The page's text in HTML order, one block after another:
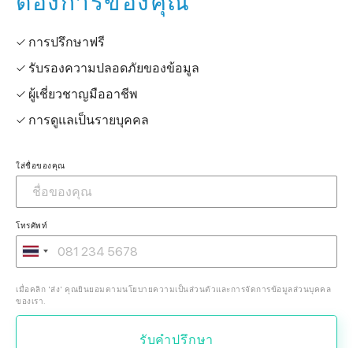
✓ การปรึกษาฟรี
✓ รับรองความปลอดภัยของข้อมูล
✓ ผู้เชี่ยวชาญมืออาชีพ
✓ การดูแลเป็นรายบุคคล
ใส่ชื่อของคุณ
โทรศัพท์
เมื่อคลิก 'ส่ง' คุณยินยอมตามนโยบายความเป็นส่วนตัวและการจัดการข้อมูลส่วนบุคคล
ของเรา.
รับคำปรึกษา